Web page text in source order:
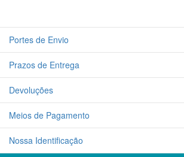
options
may
be
chosen
on
the
product
page
Portes de Envio
Prazos de Entrega
Devoluções
Meios de Pagamento
Nossa Identificação